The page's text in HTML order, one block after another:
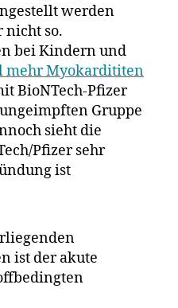
werden
nicht so.
bei Kindern und
mehr Myokardititen
BioNTech-Pfizer
Gruppe
sieht die
Pfizer sehr
ist
ist der akute